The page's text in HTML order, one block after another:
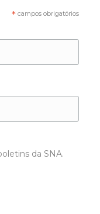
* campos obrigatórios
da SNA.